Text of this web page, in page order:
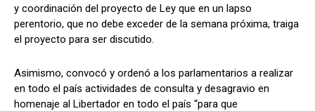
y coordinación del proyecto de Ley que en un lapso
perentorio, que no debe exceder de la semana próxima, traiga
el proyecto para ser discutido.
Asimismo, convocó y ordenó a los parlamentarios a realizar
en todo el país actividades de consulta y desagravio en
homenaje al Libertador en todo el país “para que